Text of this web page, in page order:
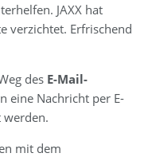
JAXX hat
verzichtet. Erfrischend
des E-Mail-
eine Nachricht per E-
werden.
mit dem